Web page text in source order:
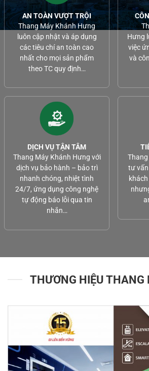
AN TOÀN VƯỢT TRỘI
Thang Máy Khánh Hưng
luôn cập nhật và áp dụng
các tiêu chí an toàn cao
nhất cho mọi sản phẩm
theo TC quy định…
Hưng
việc
và
DỊCH VỤ TẬN TÂM
Thang Máy Khánh Hưng với
dịch vụ bảo hành – bảo trì
nhanh chóng, nhiệt tình
24/7, ứng dụng công nghệ
tự động báo lỗi qua tin
nhắn…
tư
THƯƠNG HIỆU THANG